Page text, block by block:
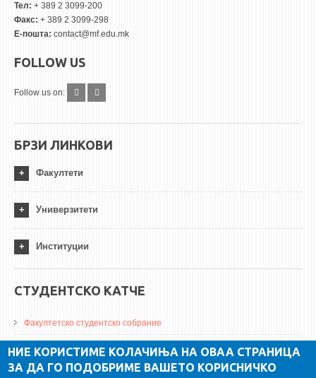
Тел: + 389 2 3099-200
Факс: + 389 2 3099-298
Е-пошта: contact@mf.edu.mk
FOLLOW US
Follow us on:
БРЗИ ЛИНКОВИ
Факултети
Универзитети
Институции
СТУДЕНТСКО КАТЧЕ
Факултетско студентско собрание
ДА Винчи магазин
Алумни асоцијација
НИЕ КОРИСТИМЕ КОЛАЧИЊА НА ОВАА СТРАНИЦА
ЗА ДА ГО ПОДОБРИМЕ ВАШЕТО КОРИСНИЧКО